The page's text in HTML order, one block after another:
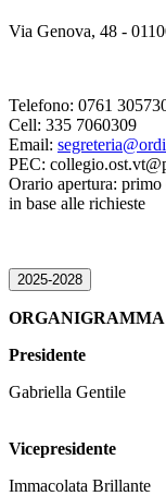
Via Genova, 48 -
Telefono: 0761
Cell: 335 7060309
Email:
PEC:
Orario apertura: primo
in base alle richieste
2025-2028
ORGANIGRAMMA
Presidente
Gabriella Gentile
Vicepresidente
Immacolata Brillante